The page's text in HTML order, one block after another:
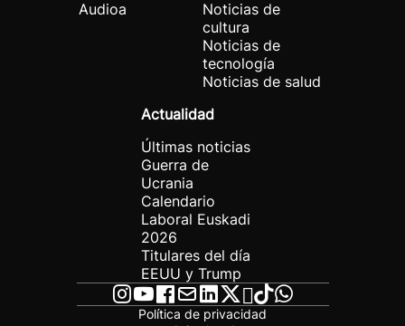
Audioa
Noticias de
cultura
Noticias de
tecnología
Noticias de salud
Actualidad
Últimas noticias
Guerra de
Ucrania
Calendario
Laboral Euskadi
2026
Titulares del día
EEUU y Trump
Política de privacidad